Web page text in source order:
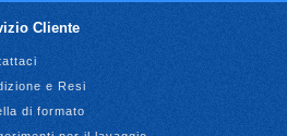
Cliente
e Resi
di formato